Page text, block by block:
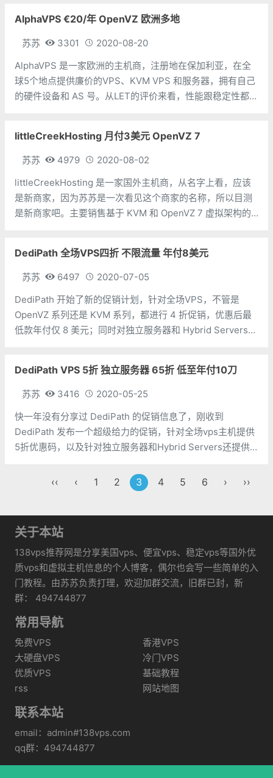
AlphaVPS €20/年 OpenVZ 欧洲多地
苏苏 3301
2020-08-20
AlphaVPS 是一家欧洲的主机商，注册地在保加利亚，在全
球5个地点提供廉价的VPS、KVM VPS 和服务器，拥有自己
的硬件设备和 AS 号。从LET的评价来看，性能跟稳定性都是
littleCreekHosting 月付3美元 OpenVZ 7
苏苏 4979
2020-08-02
littleCreekHosting 是一家国外主机商，从名字上看，应该
是新商家，因为苏苏是一次看见这个商家的名称，所以目测
是新商家吧。主要销售基于 KVM 和 OpenVZ 7 虚拟架构的
DediPath 全场VPS四折 不限流量 年付8美元
苏苏 6497
2020-07-05
DediPath 开始了新的促销计划，针对全场VPS，不管是
OpenVZ 系列还是 KVM 系列，都进行 4 折促销，优惠后最
低款年付仅 8 美元；同时对独立服务器和 Hybrid Servers
DediPath VPS 5折 独立服务器 65折 低至年付10刀
苏苏 3416
2020-05-25
快一年没有分享过 DediPath 的促销信息了，刚收到
DediPath 发布一个超级给力的促销，针对全场vps主机提供
5折优惠码，以及针对独立服务器和Hybrid Servers还提供
需要10美元，可以说很久都没见过
‹‹ ‹ 1 2 3 4 5 6 › ››
关于本站
138vps推荐网是分享美国vps、便宜vps、稳定vps等国外优
质vps和虚拟主机信息的个人博客，偶尔也会写一些简单的入
门教程。由苏苏负责打理，欢迎加群交流，旧群已封，新
群： 494744877
常用导航
免费VPS
香港VPS
大硬盘VPS
冷门VPS
优质VPS
基础教程
rss
网站地图
联系本站
email：admin#138vps.com
qq群：494744877